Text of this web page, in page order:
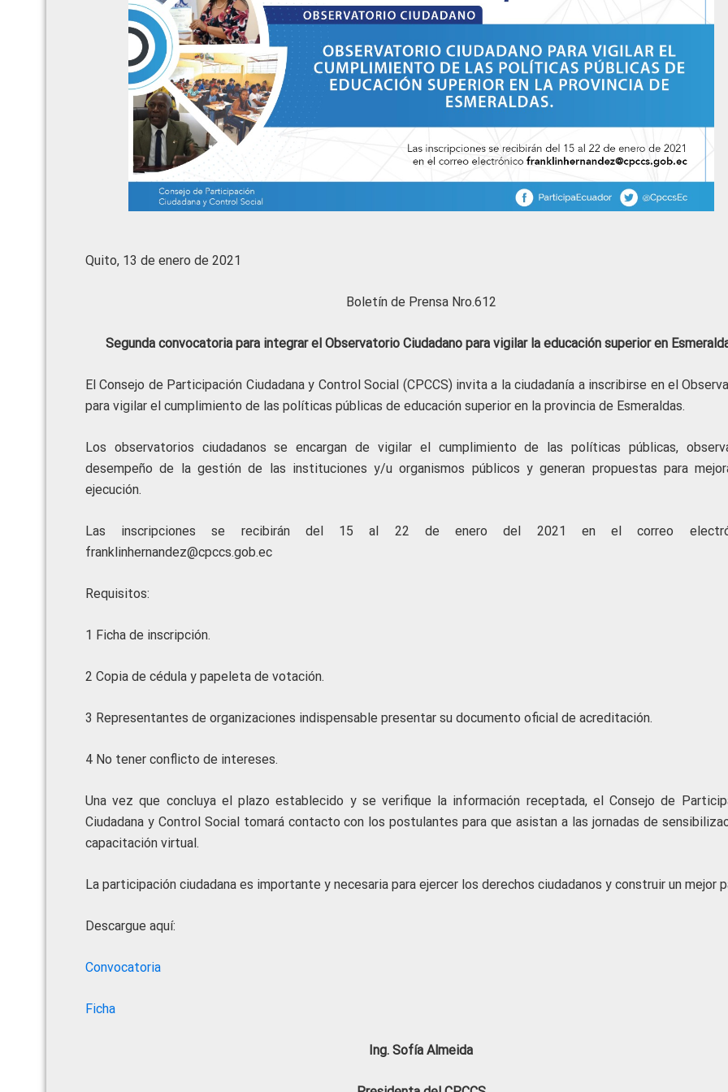
Quito, 13 de enero de 2021
Boletín de Prensa Nro.612
Segunda convocatoria para integrar el Observatorio Ciudadano para vigilar la educación superior en
El Consejo de Participación Ciudadana y Control Social (CPCCS) invita a la ciudadanía a inscribirse en el
para vigilar el cumplimiento de las políticas públicas de educación superior en la provincia de Esmeraldas.
Los observatorios ciudadanos se encargan de vigilar el cumplimiento de las políticas públicas,
desempeño de la gestión de las instituciones y/u organismos públicos y generan propuestas para
ejecución.
Las inscripciones se recibirán del 15 al 22 de enero del 2021 en el correo
franklinhernandez@cpccs.gob.ec
Requisitos:
1 Ficha de inscripción.
2 Copia de cédula y papeleta de votación.
3 Representantes de organizaciones indispensable presentar su documento oficial de acreditación.
4 No tener conflicto de intereses.
Una vez que concluya el plazo establecido y se verifique la información receptada, el Consejo de
Ciudadana y Control Social tomará contacto con los postulantes para que asistan a las jornadas de
capacitación virtual.
La participación ciudadana es importante y necesaria para ejercer los derechos ciudadanos y construir un mejor
Descargue aquí:
Convocatoria
Ficha
Ing. Sofía Almeida